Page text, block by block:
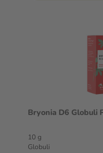
Bryonia D6 Globuli
10 g
Globuli